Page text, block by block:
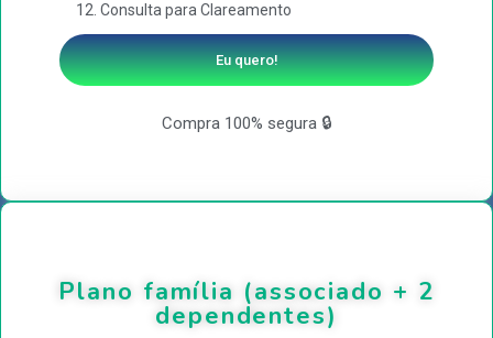
Consulta para Clareamento
Eu quero!
Compra 100% segura 🔒
Plano família (associado + 2
dependentes)